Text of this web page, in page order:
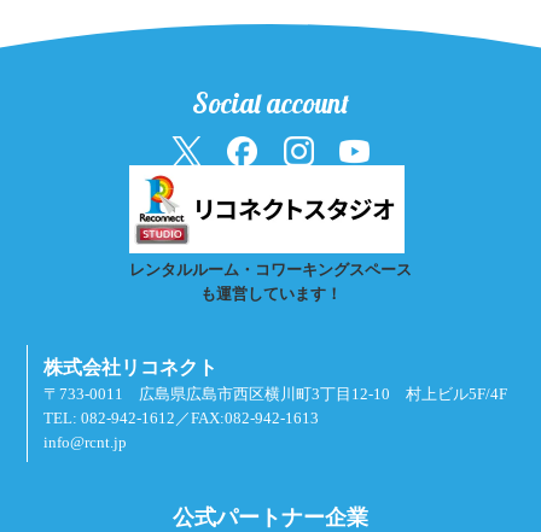
Social account
レンタルルーム・コワーキングスペース
も運営しています！
株式会社リコネクト
〒733-0011 広島県広島市西区横川町3丁目12-10 村上ビル5F/4F
TEL: 082-942-1612／FAX:082-942-1613
info@rcnt.jp
公式パートナー企業